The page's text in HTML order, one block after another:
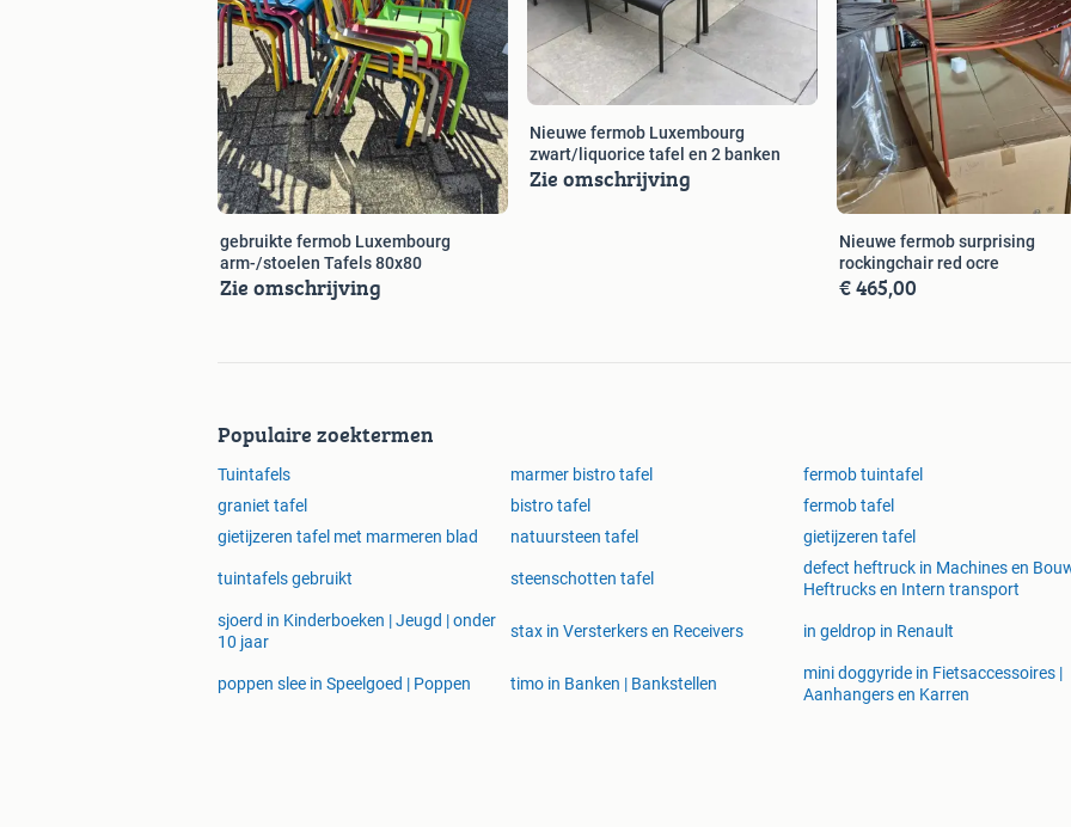
gebruikte fermob Luxembourg
arm-/stoelen Tafels 80x80
Zie omschrijving
Nieuwe fermob Luxembourg
zwart/liquorice tafel en 2 banken
Zie omschrijving
Nieuwe fermob surprising
rockingchair red ocre
€ 465,00
Populaire zoektermen
Tuintafels marmer bistro tafel fermob tuintafel
graniet tafel
bistro tafel fermob tafel
gietijzeren tafel met marmeren blad
natuursteen tafel gietijzeren tafel
tuintafels gebruikt steenschotten tafel
defect heftruck in Machines en
Heftrucks en Intern transport
sjoerd in Kinderboeken | Jeugd | onder
10 jaar
stax in Versterkers en Receivers in geldrop in Renault
poppen slee in Speelgoed | Poppen timo in Banken | Bankstellen
mini doggyride in Fietsaccessoires |
Aanhangers en Karren